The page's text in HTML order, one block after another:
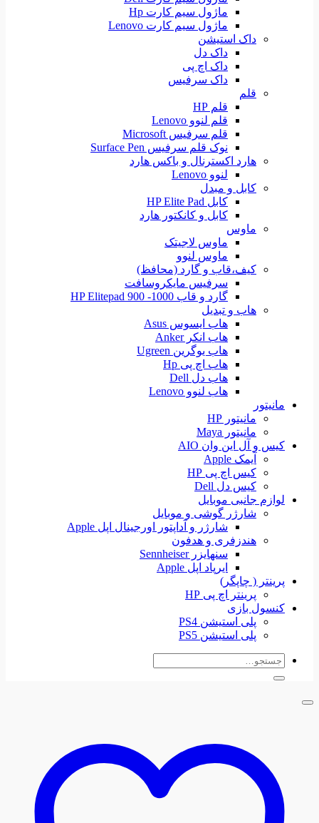
ماژول سیم کارت Hp
ماژول سیم کارت Lenovo
داک استیشن
داک دل
داک اچ پی
داک سرفیس
قلم
قلم HP
قلم لنوو Lenovo
قلم سرفیس Microsoft
نوک قلم سرفیس Surface Pen
هارد اکسترنال و باکس هارد
لنوو Lenovo
کابل و مبدل
کابل HP Elite Pad
کابل و کانکتور هارد
ماوس
ماوس لاجیتک
ماوس لنوو
کیف،قاب و گارد (محافظ)
سرفیس مایکروسافت
گارد و قاب HP Elitepad 900 -1000
هاب و تبدیل
هاب ایسوس Asus
هاب انکر Anker
هاب یوگرین Ugreen
هاب اچ پی Hp
هاب دل Dell
هاب لنوو Lenovo
مانیتور
مانیتور HP
مانیتور Maya
کیس و آل این وان AIO
آیمک Apple
کیس اچ پی HP
کیس دل Dell
لوازم جانبی موبایل
شارژر گوشی و موبایل
شارژر و آداپتور اورجینال اپل Apple
هندزفری و هدفون
سنهایزر Sennheiser
ایرپاد اپل Apple
پرینتر ( چاپگر)
پرینتر اچ پی HP
کنسول بازی
پلی استیشن PS4
پلی استیشن PS5
جستجو